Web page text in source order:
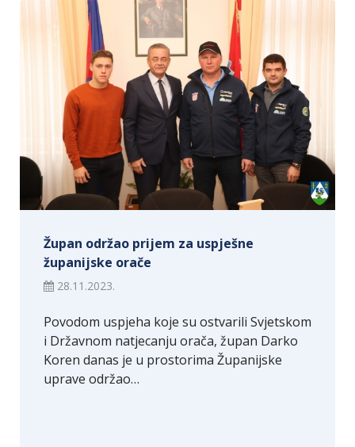
Župan održao prijem za uspješne
županijske orače
28.11.2023.
Povodom uspjeha koje su ostvarili Svjetskom
i Državnom natjecanju orača, župan Darko
Koren danas je u prostorima Županijske
uprave održao…